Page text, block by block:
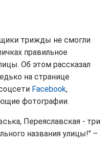
трижды не смогли
правильное
Об этом рассказал
на странице
Facebook,
фотографии.
Переяславская - три
названия улицы!" –